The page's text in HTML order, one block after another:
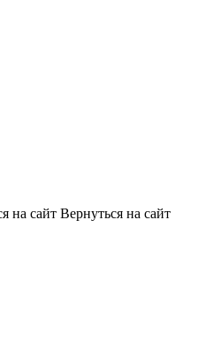
на сайт Вернуться на сайт